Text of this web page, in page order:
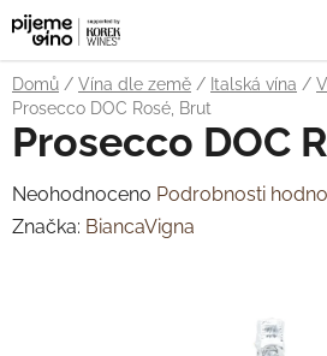
Přejít
na
obsah
Domů / Vína dle země / Italská vína /
Prosecco DOC Rosé, Brut
Prosecco DOC
Průměrné
hodnocení
Neohodnoceno Podrobnosti
Značka: BiancaVigna